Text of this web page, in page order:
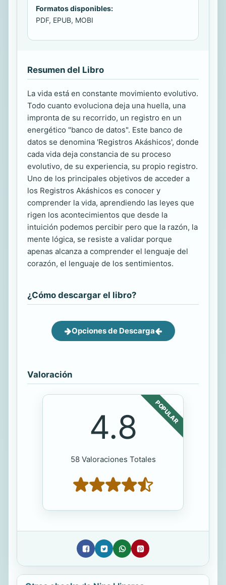
Formatos disponibles:
PDF, EPUB, MOBI
Resumen del Libro
La vida está en constante movimiento evolutivo.
Todo cuanto evoluciona deja una huella, una
impronta de su recorrido, un registro en un
energético "banco de datos". Este banco de
datos se denomina 'Registros Akáshicos', donde
cada vida deja constancia de su proceso
evolutivo, de su experiencia, su propio registro.
Uno de los principales objetivos de acceder a
los Registros Akáshicos es conocer y
comprender la vida, aprendiendo las leyes que
rigen los acontecimientos que desde la
intuición podemos percibir pero que la razón, la
mente lógica, se resiste a validar porque
apenas alcanza a comprender el lenguaje del
corazón, el lenguaje de los sentimientos.
¿Cómo descargar el libro?
Opciones de Descarga
Valoración
POPULAR
4.8
58 Valoraciones Totales